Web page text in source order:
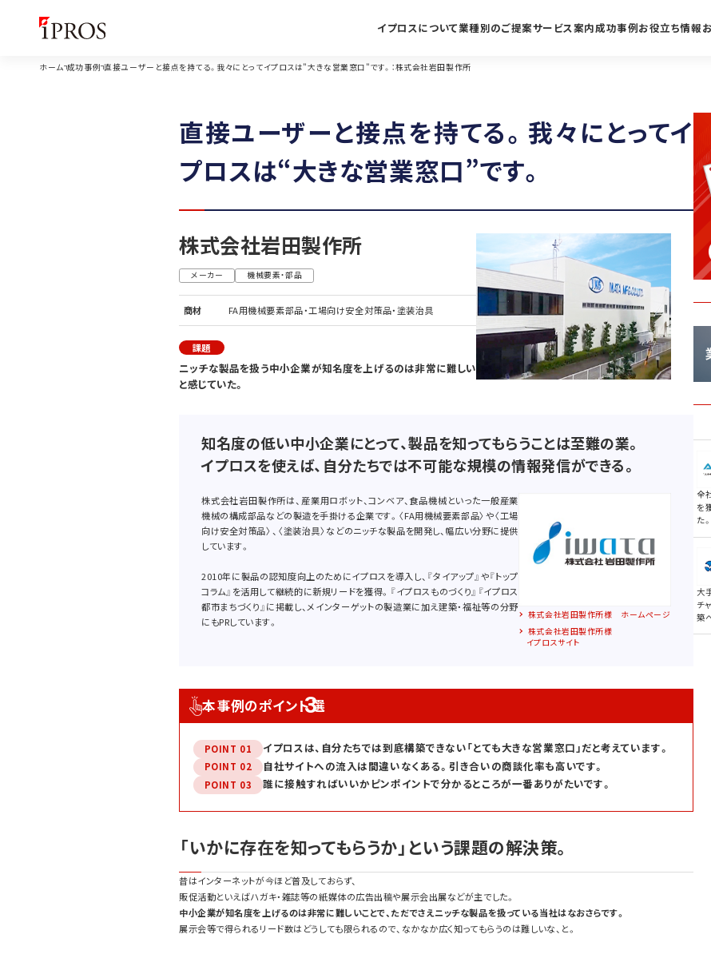
イプロスについて業種別のご提案サービス案内成功事例お役立ち情報
ホーム 成功事例 直接ユーザーと接点を持てる。我々にとってイプロスは"大きな営業窓口"です。：株式会社岩田製作所
直接ユーザーと接点を持てる。我々にとってイ
プロスは“大きな営業窓口”です。
株式会社岩田製作所
メーカー 機械要素・部品
商材 FA用機械要素部品・工場向け安全対策品・塗装治具
課題
ニッチな製品を扱う中小企業が知名度を上げるのは非常に難しい
と感じていた。
知名度の低い中小企業にとって、製品を知ってもらうことは至難の業。
イプロスを使えば、自分たちでは不可能な規模の情報発信ができる。
株式会社岩田製作所は、産業用ロボット、コンベア、食品機械といった一般産業
機械の構成部品などの製造を手掛ける企業です。〈FA用機械要素部品〉や〈工場
向け安全対策品〉、〈塗装治具〉などのニッチな製品を開発し、幅広い分野に提供
しています。
2010年に製品の認知度向上のためにイプロスを導入し、『タイアップ』や『トップ
コラム』を活用して継続的に新規リードを獲得。『イプロスものづくり』『イプロス
都市まちづくり』に掲載し、メインターゲットの製造業に加え建築・福祉等の分野
にもPRしています。
株式会社岩田製作所様 ホームページ
株式会社岩田製作所様
イプロスサイト
本事例のポイント3選
POINT 01 イプロスは、自分たちでは到底構築できない「とても大きな営業窓口」だと考えています。
POINT 02 自社サイトへの流入は間違いなくある。引き合いの商談化率も高いです。
POINT 03 誰に接触すればいいかピンポイントで分かるところが一番ありがたいです。
「いかに存在を知ってもらうか」という課題の解決策。
昔はインターネットが今ほど普及しておらず、
販促活動といえばハガキ・雑誌等の紙媒体の広告出稿や展示会出展などが主でした。
中小企業が知名度を上げるのは非常に難しいことで、ただでさえニッチな製品を扱っている当社はなおさらです。
展示会等で得られるリード数はどうしても限られるので、なかなか広く知ってもらうのは難しいな、と。
全
を
た。
大
チ
築